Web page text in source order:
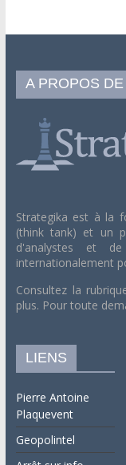
A PROPOS
Strategika est à la
(think tank) et un
d'analystes et de
internationalement
Consultez la
plus. Pour toute
LIENS
Pierre Antoine
Plaquevent
Geopolintel